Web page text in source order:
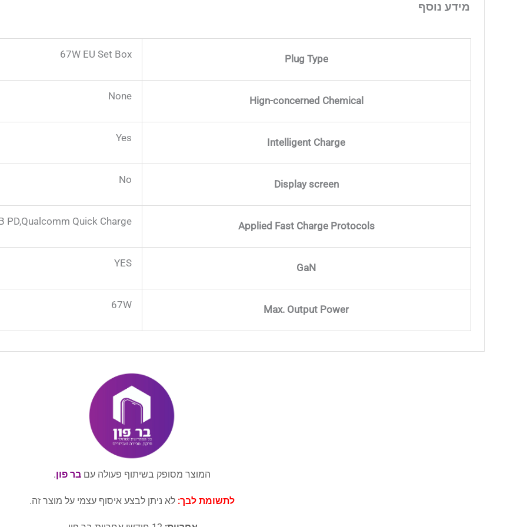
מידע נוסף
Plug Type
67W EU Set Box
Hign-concerned Chemical
None
Intelligent Charge
Yes
Display screen
No
Applied Fast Charge Protocols
PD,Qualcomm Quick Charge
GaN
YES
Max. Output Power
67W
המוצר מסופק בשיתוף פעולה עםבר פון.
לתשומת לבך: לא ניתן לבצע איסוף עצמי על מוצר זה.